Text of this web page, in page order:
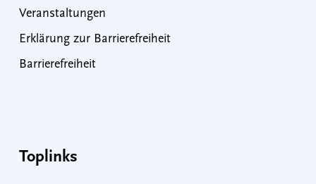
Veranstaltungen
Erklärung zur Barrierefreiheit
Barrierefreiheit
Toplinks